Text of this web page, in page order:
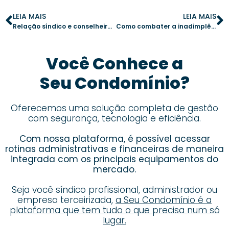
LEIA MAIS
Relação síndico e conselheiros: dicas para evitar conflitos e melhorar a gestão
LEIA MAIS
Como combater a inadimplência e garantir a saúde financeira do condomínio
Você Conhece a
Seu Condomínio?
Oferecemos uma solução completa de gestão
com segurança, tecnologia e eficiência.
Com nossa plataforma, é possível acessar
rotinas administrativas e financeiras de maneira
integrada com os principais equipamentos do
mercado.
Seja você síndico profissional, administrador ou
empresa terceirizada, a Seu Condomínio é a
plataforma que tem tudo o que precisa num só
lugar.